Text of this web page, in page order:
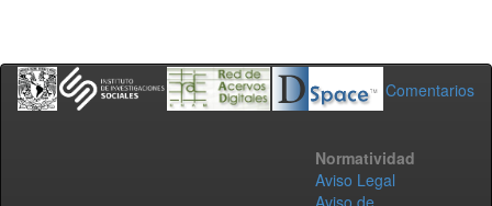
Comentarios
Normatividad
Aviso Legal
Aviso de